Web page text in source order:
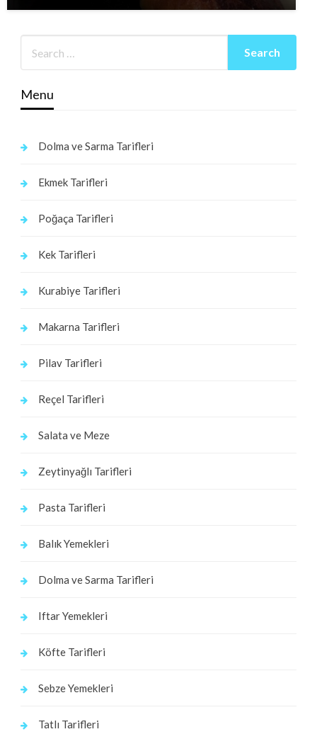
Menu
Dolma ve Sarma Tarifleri
Ekmek Tarifleri
Poğaça Tarifleri
Kek Tarifleri
Kurabiye Tarifleri
Makarna Tarifleri
Pilav Tarifleri
Reçel Tarifleri
Salata ve Meze
Zeytinyağlı Tarifleri
Pasta Tarifleri
Balık Yemekleri
Dolma ve Sarma Tarifleri
Iftar Yemekleri
Köfte Tarifleri
Sebze Yemekleri
Tatlı Tarifleri